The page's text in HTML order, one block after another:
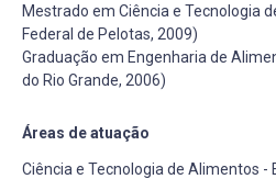
Mestrado em Ciência e Tecnologia
Federal de Pelotas, 2009)
Graduação em Engenharia de
do Rio Grande, 2006)
Áreas de atuação
Ciência e Tecnologia de Alimentos -